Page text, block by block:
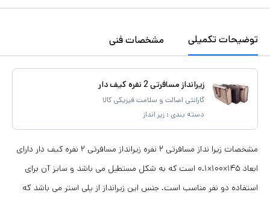
توضیحات تکمیلی مشخصات فنی
زیرانداز مسافرتی 2 نفره کیف دار
گارانتی اصالت و سلامت فیزیکی کالا
دسته بندی : زیر انداز
مشخصات زیرا نداز مسافرتی ۲ نفره زیرانداز مسافرتی ۲ نفره کیف دار دارای
ابعاد ۱۴۵×۱۰۰×۰.۱ است که به شکل مستطیل می باشد و سایز آن برای
استفاده دو نفر مناسب است. جنس این زیرانداز از پلی استر می باشد که